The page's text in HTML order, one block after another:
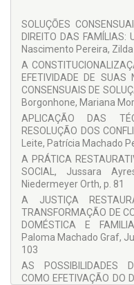
ExtensãoFalando em
2017/2019). Advogada.
COLABORADORES
Adriana Sant’Anna
Ana Paula Parra Leite
Andressa Pacenko
Décio Franco David
Dirce do Nascimento
Fabiana Patrícia
Fabiana Vosgerau
Fabiane Mazurok
Glaucia Mayara
José Henrique de Goes
Jurema Carolina da
SOLUÇÕES
DIREITO DAS
Nascimento Pereira,
A
EFETIVIDADE DE SUAS
CONSENSUAIS DE
Borgonhone, Mariana
APLICAÇÃO DAS
RESOLUÇÃO DOS
Leite, Patrícia Machado
A PRÁTICA
SOCIAL, Jussara
Niedermeyer Orth, p. 81
A JUSTIÇA
TRANSFORMAÇÃO DE
DOMÉSTICA E
Paloma Machado Graf,
103
AS POSSIBILIDADES
COMO EFETIVAÇÃO DO